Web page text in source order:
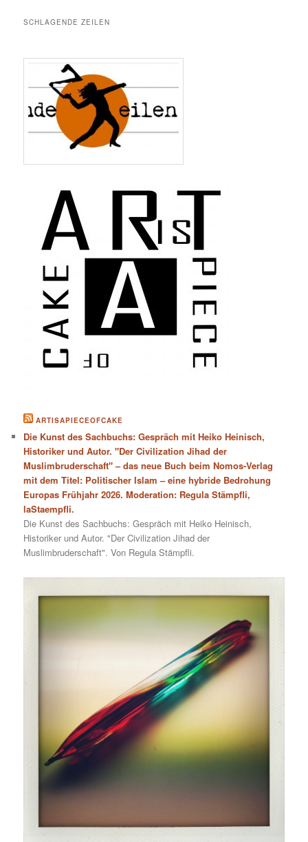
SCHLAGENDE ZEILEN
ARTISAPIECEOFCAKE
Die Kunst des Sachbuchs: Gespräch mit Heiko Heinisch,
Historiker und Autor. "Der Civilization Jihad der
Muslimbruderschaft" – das neue Buch beim Nomos-Verlag
mit dem Titel: Politischer Islam – eine hybride Bedrohung
Europas Frühjahr 2026. Moderation: Regula Stämpfli,
laStaempfli.
Die Kunst des Sachbuchs: Gespräch mit Heiko Heinisch,
Historiker und Autor. "Der Civilization Jihad der
Muslimbruderschaft". Von Regula Stämpfli.